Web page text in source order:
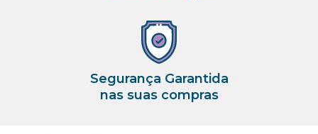
Segurança Garantida
nas suas compras